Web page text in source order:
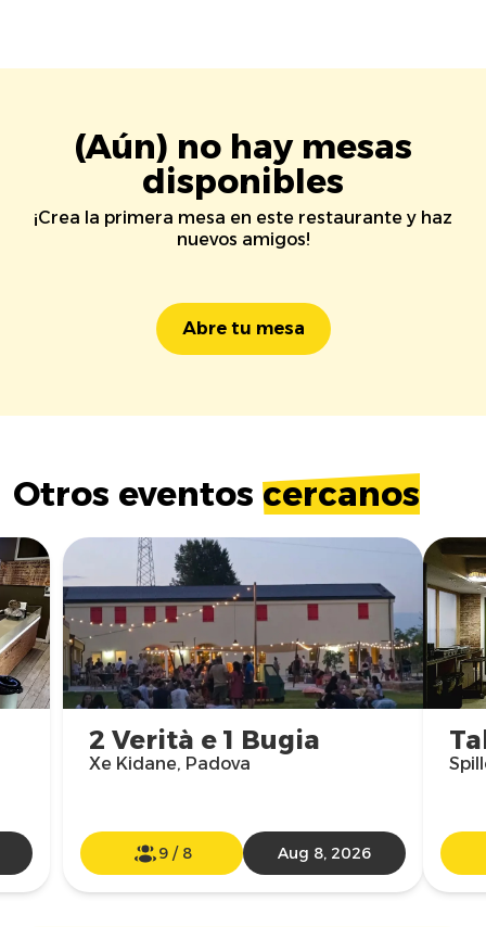
(Aún) no hay mesas
disponibles
¡Crea la primera mesa en este restaurante y haz
nuevos amigos!
Abre tu mesa
Otros eventos cercanos
2 Verità e 1 Bugia
Xe Kidane, Padova
9/ 8 Aug 8, 2026